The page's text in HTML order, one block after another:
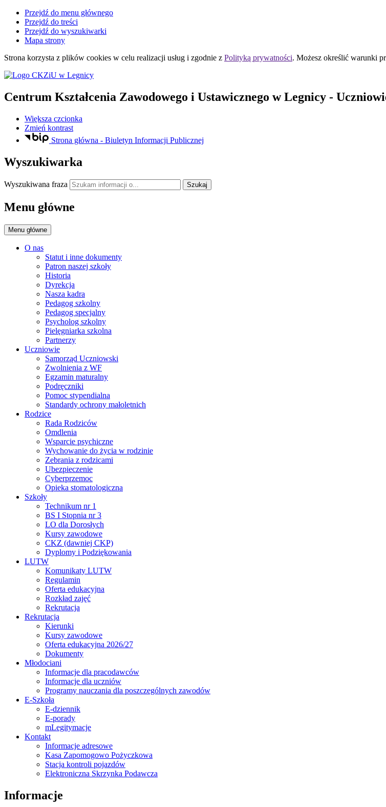
Przejdź do menu głównego
Przejdź do treści
Przejdź do wyszukiwarki
Mapa strony
Strona korzysta z plików cookies w celu realizacji usług i zgodnie z Polityką prywatności. Możesz określić warunki
Centrum Kształcenia Zawodowego i Ustawicznego w Legnicy -
Większa czcionka
Zmień kontrast
Strona główna - Biuletyn Informacji Publicznej
Wyszukiwarka
Wyszukiwana fraza Szukaj
Menu główne
Menu główne
O nas
Statut i inne dokumenty
Patron naszej szkoły
Historia
Dyrekcja
Nasza kadra
Pedagog szkolny
Pedagog specjalny
Psycholog szkolny
Pielęgniarka szkolna
Partnerzy
Uczniowie
Samorząd Uczniowski
Zwolnienia z WF
Egzamin maturalny
Podręczniki
Pomoc stypendialna
Standardy ochrony małoletnich
Rodzice
Rada Rodziców
Omdlenia
Wsparcie psychiczne
Wychowanie do życia w rodzinie
Zebrania z rodzicami
Ubezpieczenie
Cyberprzemoc
Opieka stomatologiczna
Szkoły
Technikum nr 1
BS I Stopnia nr 3
LO dla Dorosłych
Kursy zawodowe
CKZ (dawniej CKP)
Dyplomy i Podziękowania
LUTW
Komunikaty LUTW
Regulamin
Oferta edukacyjna
Rozkład zajęć
Rekrutacja
Rekrutacja
Kierunki
Kursy zawodowe
Oferta edukacyjna 2026/27
Dokumenty
Młodociani
Informacje dla pracodawców
Informacje dla uczniów
Programy nauczania dla poszczególnych zawodów
E-Szkoła
E-dziennik
E-porady
mLegitymacje
Kontakt
Informacje adresowe
Kasa Zapomogowo Pożyczkowa
Stacja kontroli pojazdów
Elektroniczna Skrzynka Podawcza
Informacje